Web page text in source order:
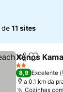
de 11 sites
Partilhar
Xenos
2 Estrelas
8,9 Excelente
a 0.1 km da
Cozinhas